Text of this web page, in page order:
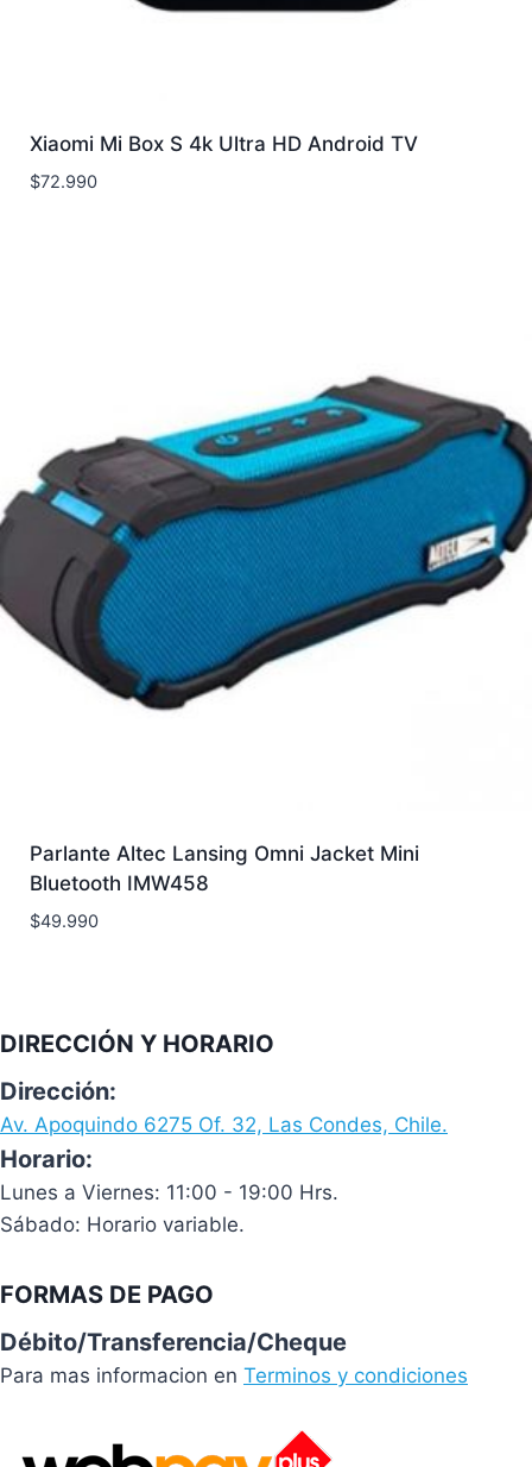
Xiaomi Mi Box S 4k Ultra HD Android TV
$72.990
Parlante Altec Lansing Omni Jacket Mini
Bluetooth IMW458
$49.990
DIRECCIÓN Y HORARIO
Dirección:
Av. Apoquindo 6275 Of. 32, Las Condes, Chile.
Horario:
Lunes a Viernes: 11:00 - 19:00 Hrs.
Sábado: Horario variable.
FORMAS DE PAGO
Débito/Transferencia/Cheque
Para mas informacion en Terminos y condiciones